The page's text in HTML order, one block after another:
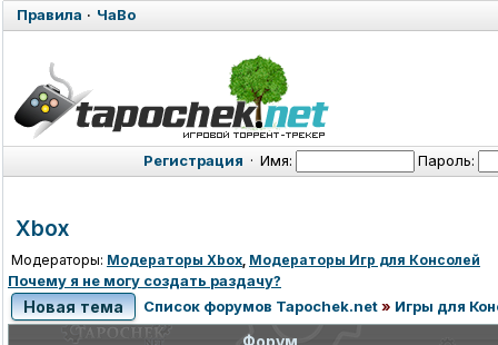
Правила · ЧаВо
Регистрация · Имя: Пароль:
Xbox
Модераторы: Модераторы Xbox, Модераторы Игр для Консолей
Почему я не могу создать раздачу?
Новая тема Список форумов Tapochek.net» Игры для
Форум